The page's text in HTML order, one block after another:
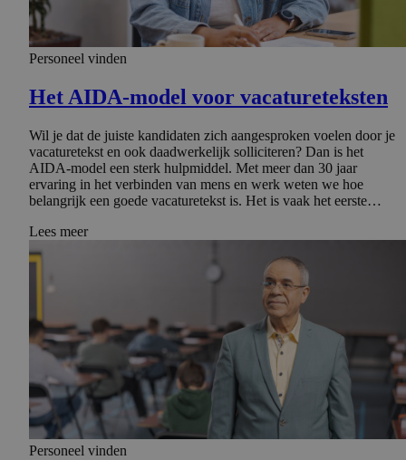
Personeel vinden
Het AIDA-model voor vacature­tek­sten
Wil je dat de juiste kandidaten zich aangesproken voelen door je
vacaturetekst en ook daadwerkelijk solliciteren? Dan is het
AIDA-model een sterk hulpmiddel. Met meer dan 30 jaar
ervaring in het verbinden van mens en werk weten we hoe
belangrijk een goede vacaturetekst is. Het is vaak het eerste…
Lees meer
Personeel vinden